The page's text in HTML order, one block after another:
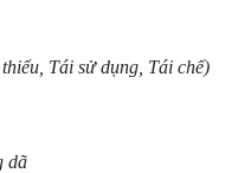
Tái sử dụng, Tái chế)
dã